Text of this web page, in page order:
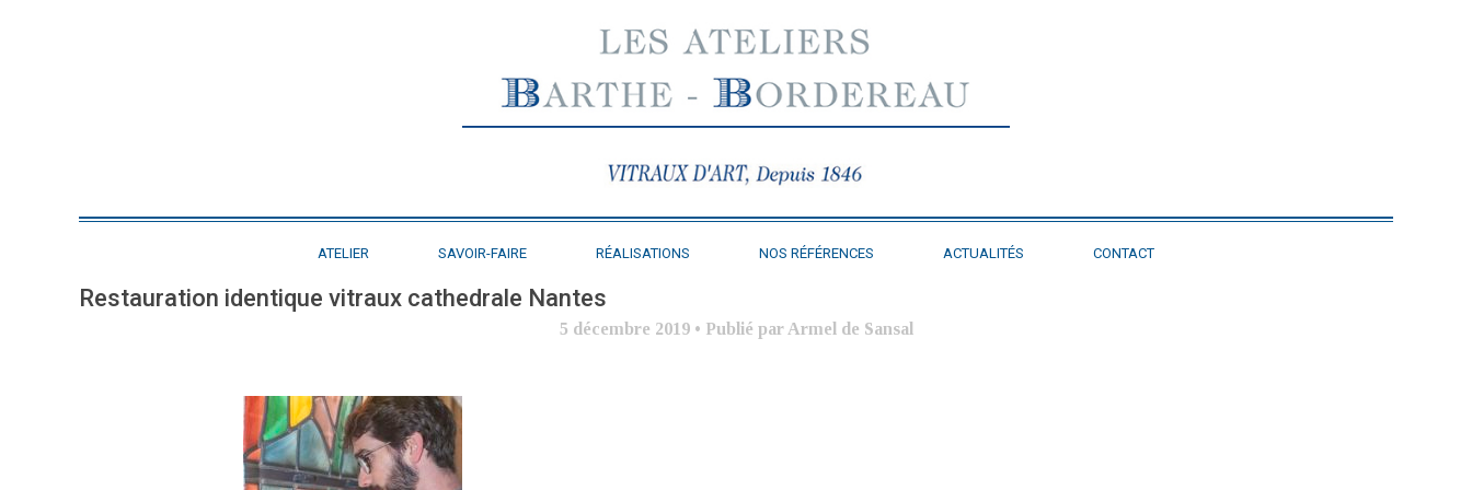
ATELIER SAVOIR-FAIRE RÉALISATIONS NOS RÉFÉRENCES ACTUALITÉS CONTACT
Restauration identique vitraux cathedrale Nantes
5 décembre 2019• Publié par Armel de Sansal